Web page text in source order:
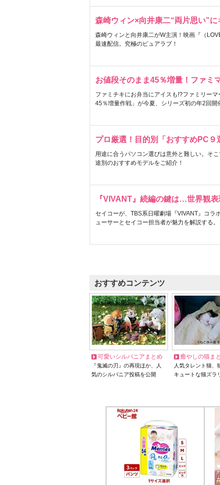
森崎ウィン×向井康二“両片思い”
森崎ウィンと向井康二がW主演！映画『（
最速配信。究極のピュアラブ！
お値段そのまま45％増量！ファミ
ファミチキにお弁当にアイスも!?ファミリー
45％増量作戦」が今夏、シリーズ初の年2回開
プロ厳選！目的別「おすすめPC９
用途に合うパソコン選びは意外と難しい。そ
途別のおすすめモデルをご紹介！
『VIVANT』続編の鍵は…世界観
セイコーが、TBS系日曜劇場『VIVANT』コラ
ューサーとセイコー担当者が魅力を解説する。
おすすめコンテンツ
可愛いシルバニアまとめ
『鬼滅の刃』の再現ほか、人
気のシルバニア投稿を公開
癒やしの猫ま
人気タレント猫
キュートな猫ズラ